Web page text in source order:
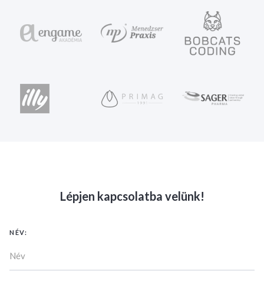
Lépjen kapcsolatba velünk!
NÉV: